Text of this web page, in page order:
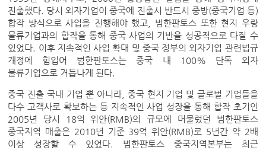
진출했다. 당시 외자기업이 중국에 진출시 반드시 중방(중국기업 등)
합작 방식으로 사업을 진행해야 했고, 범한판토스 또한 현지 우량
물류기업과의 합작을 통해 중국 사업의 기반을 성공적으로 다질 수
있었다. 이후 지속적인 사업 확대 및 중국 정부의 외자기업 관련법규
개정에 힘입어 범한판토스는 중국 내 100% 단독 외자
물류기업으로 거듭나게 된다.
중국 진출 국내 기업 뿐 아니라, 중국 현지 기업 및 글로벌 기업들을
다수 고객사로 확보하는 등 지속적인 사업 성장을 통해 합작 초기인
2005년 당시 18억 위안(RMB)의 규모에 머물렀던 범한판토스
중국지역 매출은 2010년 기준 39억 위안(RMB)로 5년간 약 2배
이상 성장할 수 있었다. 범한판토스 중국지역본부는 최근